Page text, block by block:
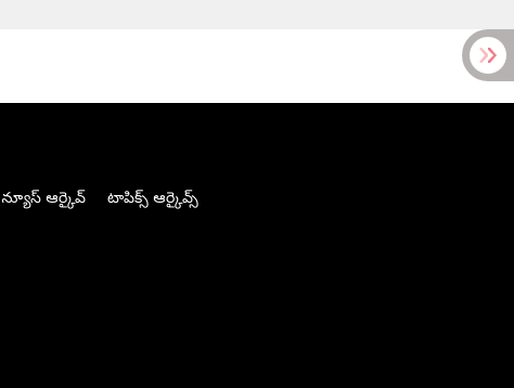
న్యూస్ ఆర్కైవ్ టాపిక్స్ ఆర్కైవ్స్